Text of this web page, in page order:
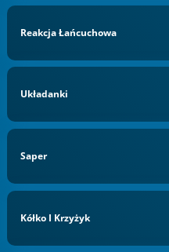
Reakcja Łańcuchowa
Układanki
Saper
Kółko I Krzyżyk